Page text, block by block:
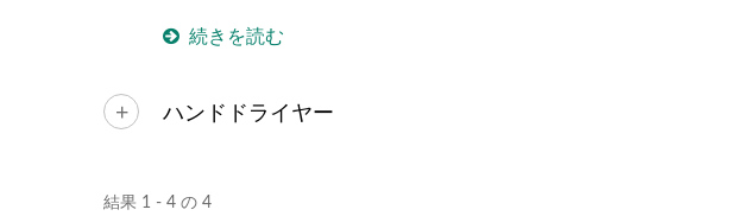
続きを読む
ハンドドライヤー
結果 1 - 4 の 4